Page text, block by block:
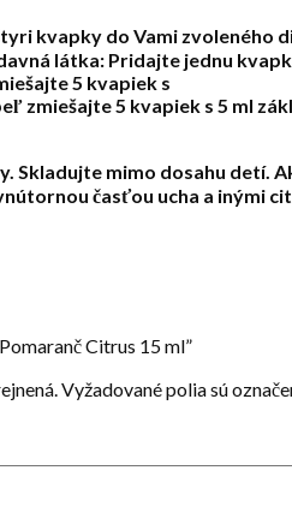
kvapky do Vami zvoleného
látka: Pridajte jednu
5 kvapiek s
zmiešajte 5 kvapiek s 5 ml
Skladujte mimo dosahu detí.
časťou ucha a inými
Citrus 15 ml”
Vyžadované polia sú